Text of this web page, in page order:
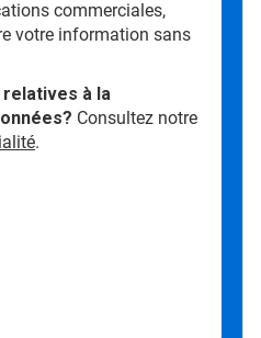
commerciales,
votre information sans
à la
Consultez notre
.